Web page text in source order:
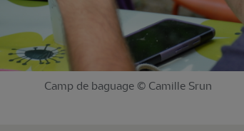
Camp de baguage © Camille Srun